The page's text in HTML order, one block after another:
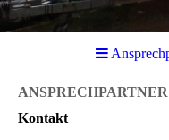
Kontakt